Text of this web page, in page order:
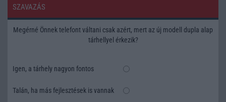
SZAVAZÁS
Megérné Önnek telefont váltani csak azért, mert az új modell dupla alap
tárhellyel érkezik?
Igen, a tárhely nagyon fontos
Talán, ha más fejlesztések is vannak